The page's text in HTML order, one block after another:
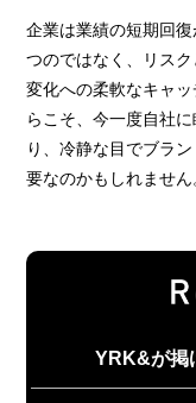
企業は業績の短期回
つのではなく、リス
変化への柔軟なキャ
らこそ、今一度自社
り、冷静な目でブラ
要なのかもしれません
YRK&が掲